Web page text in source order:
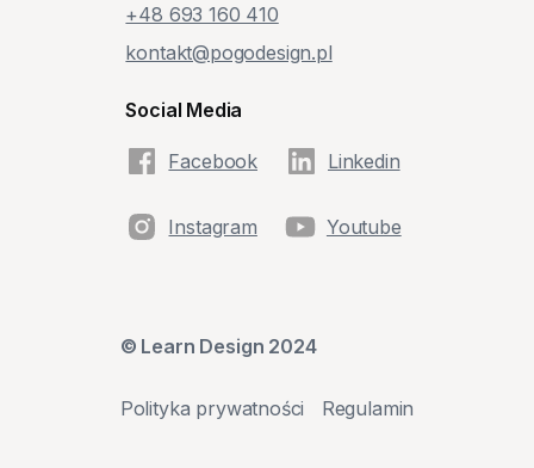
+48‭ 693 160 410‬
kontakt@pogodesign.pl
Social Media
Facebook Linkedin
Instagram Youtube
© Learn Design 2024
Polityka prywatności Regulamin